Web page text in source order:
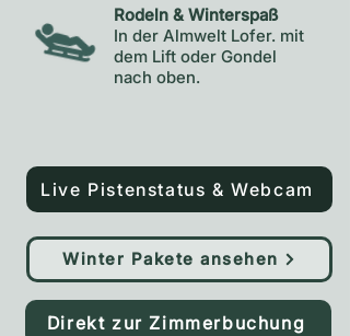
Rodeln & Winterspaß
In der Almwelt Lofer. mit
dem Lift oder Gondel
nach oben.
Live Pistenstatus & Webcam
Winter Pakete ansehen
Direkt zur Zimmerbuchung